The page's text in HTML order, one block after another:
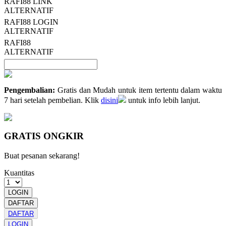
ALTERNATIF
RAFI88 LOGIN
ALTERNATIF
RAFI88
ALTERNATIF
Pengembalian: Gratis dan Mudah untuk item tertentu dalam waktu
7 hari setelah pembelian. Klik disini untuk info lebih lanjut.
GRATIS ONGKIR
Buat pesanan sekarang!
Kuantitas
LOGIN
DAFTAR
DAFTAR
LOGIN